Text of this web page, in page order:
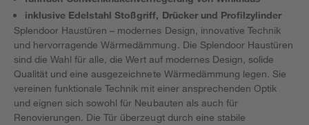
inklusive Edelstahl Stoßgriff, Drücker und Profilzylinder
Splendoor Haustüren – modernes Design, innovative Technik
und hervorragende Wärmedämmung. Die Splendoor Haustüren
sind die Wahl für alle, die Wert auf modernes Design, solide
Qualität und eine ausgezeichnete Wärmedämmung legen. Sie
vereinen funktionale Technik mit einer ansprechenden Optik
und eignen sich sowohl für Neubauten als auch für
Renovierungen. Die Tür überzeugt durch eine stabile